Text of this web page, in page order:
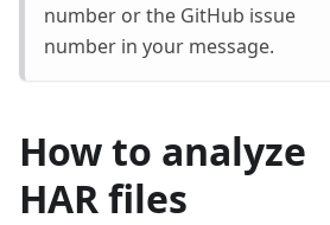
number or the GitHub issue
number in your message.
How to analyze
HAR files